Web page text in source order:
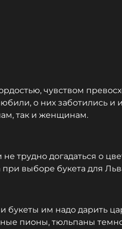
чувством
о них заботились
так и женщинам.
трудно догадаться о
выборе букета для
букеты им надо дарить
пионы, тюльпаны